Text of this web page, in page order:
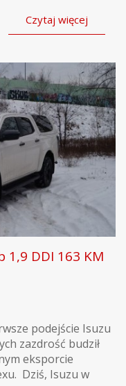
Czytaj więcej
1,9 DDI 163 KM
podejście Isuzu
zazdrość budził
eksporcie
Dziś, Isuzu w